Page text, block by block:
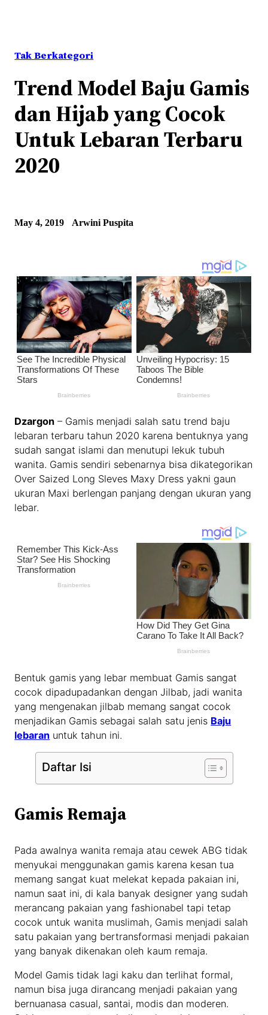
Tak Berkategori
Trend Model Baju Gamis
dan Hijab yang Cocok
Untuk Lebaran Terbaru
2020
May 4, 2019 Arwini Puspita
Dzargon – Gamis menjadi salah satu trend baju
lebaran terbaru tahun 2020 karena bentuknya yang
sudah sangat islami dan menutupi lekuk tubuh
wanita. Gamis sendiri sebenarnya bisa dikategorikan
Over Saized Long Sleves Maxy Dress yakni gaun
ukuran Maxi berlengan panjang dengan ukuran yang
lebar.
Bentuk gamis yang lebar membuat Gamis sangat
cocok dipadupadankan dengan Jilbab, jadi wanita
yang mengenakan jilbab memang sangat cocok
menjadikan Gamis sebagai salah satu jenis Baju
lebaran untuk tahun ini.
Daftar Isi
Gamis Remaja
Pada awalnya wanita remaja atau cewek ABG tidak
menyukai menggunakan gamis karena kesan tua
memang sangat kuat melekat kepada pakaian ini,
namun saat ini, di kala banyak designer yang sudah
merancang pakaian yang fashionabel tapi tetap
cocok untuk wanita muslimah, Gamis menjadi salah
satu pakaian yang bertransformasi menjadi pakaian
yang banyak dikenakan oleh kaum remaja.
Model Gamis tidak lagi kaku dan terlihat formal,
namun bisa juga dirancang menjadi pakaian yang
bernuanasa casual, santai, modis dan moderen.